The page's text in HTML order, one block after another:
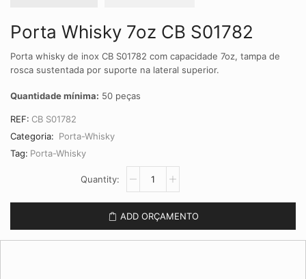
Porta Whisky 7oz CB S01782
Porta whisky de inox CB S01782 com capacidade 7oz, tampa de
rosca sustentada por suporte na lateral superior.
Quantidade mínima: 50 peças
REF: CB S01782
Categoria: Porta-Whisky
Tag: Porta-Whisky
Whisky
S01782
ADD ORÇAMENTO